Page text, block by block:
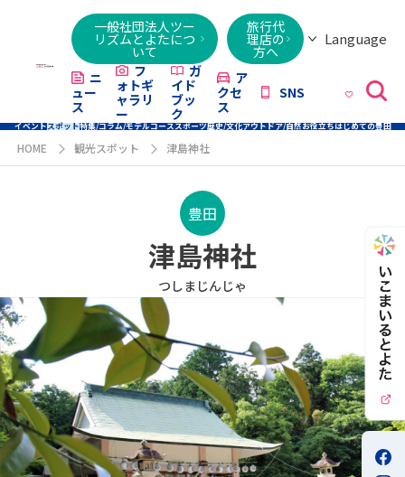
一般社団法人ツー
リズムとよたにつ
いて
旅行代
理店の
方へ
Language
Việt
ニ
ュー
ス
フ
ォトギ
ャラリ
ー
ガ
イド
ブッ
ク
ア
クセ
ス
SNS
イベントスポット特集/コラム/モデルコーススポーツ歴史/文化アウトドア/自然お役立ちはじめての豊田
HOME 観光スポット 津島神社
豊田
津島神社
つしまじんじゃ